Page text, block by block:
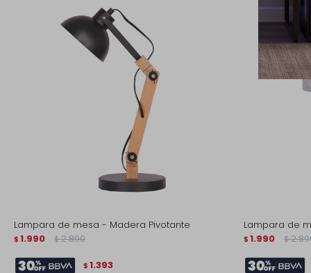
Lampara de mesa - Madera Pivotante
$ 1.990 $ 2.890
$ 1.393
Lampara de
$ 1.990 $